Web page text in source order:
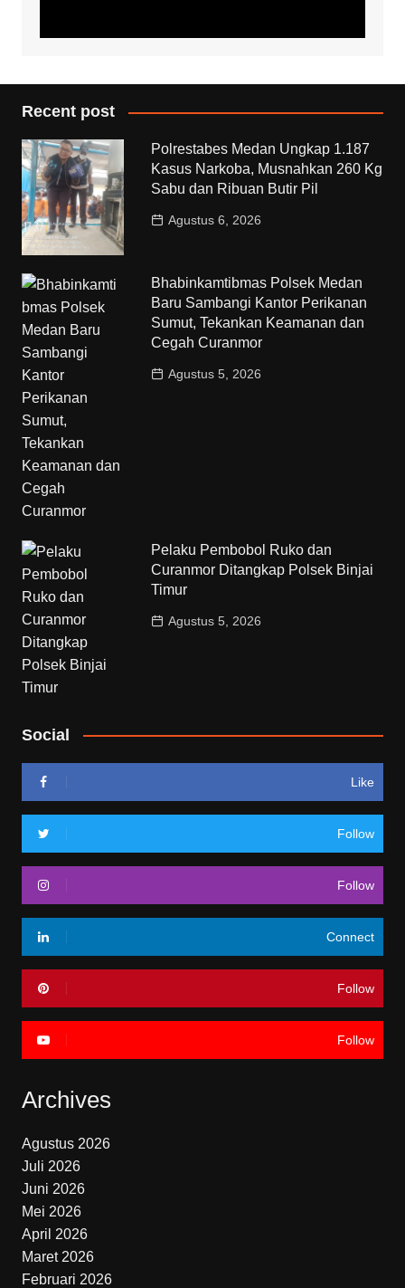
Recent post
Polrestabes Medan Ungkap 1.187
Kasus Narkoba, Musnahkan 260 Kg
Sabu dan Ribuan Butir Pil
Agustus 6, 2026
Bhabinkamtibmas Polsek Medan
Baru Sambangi Kantor Perikanan
Sumut, Tekankan Keamanan dan
Cegah Curanmor
Agustus 5, 2026
Pelaku Pembobol Ruko dan
Curanmor Ditangkap Polsek Binjai
Timur
Agustus 5, 2026
Social
Like
Follow
Follow
Connect
Follow
Follow
Archives
Agustus 2026
Juli 2026
Juni 2026
Mei 2026
April 2026
Maret 2026
Februari 2026